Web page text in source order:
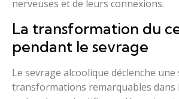
nerveuses et de leurs connexions.
La transformation du
pendant le sevrage
Le sevrage alcoolique déclenche une
transformations remarquables dans